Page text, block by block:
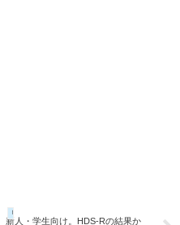
看護師note
【ここが不安】訪問看護（リハビ
【